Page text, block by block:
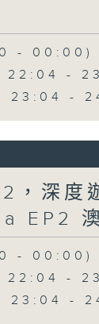
- 00:00)
22:04 -
23:04 -
，深度
EP2
- 00:00)
22:04 -
23:04 -